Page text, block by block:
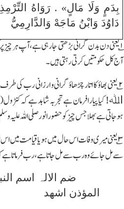
بِدَمٍ وَلَا مَالٍ» . رَوَاهُ
دَاوُدَ وَابْنُ مَاجَهْ وَالدَّارِمِيُّ
۱؎یعنی دن بدن گرانی بڑھتی جارہی ہے،آپ ہر چیز
آج کل حکومتیں کرتی رہتی ہیں۔
۲؎ یعنی بھاؤ کا اتار چڑھاؤ گرانی و ارزانی رب
اﷲ!کیا پیارا فرمان ہے تجربہ شاہد ہے کہ کنٹرول(
ہوجاتی ہے بھلا جس چیز کو حضور انور صلی اللہ علیہ
۳؎ یعنی میری وفات اس حال میں ہو یا قیامت میں
سے مل جائے وہ رب سے مل جاتا ہے،رب فرماتا ہے
ضم
المؤذن اشھد